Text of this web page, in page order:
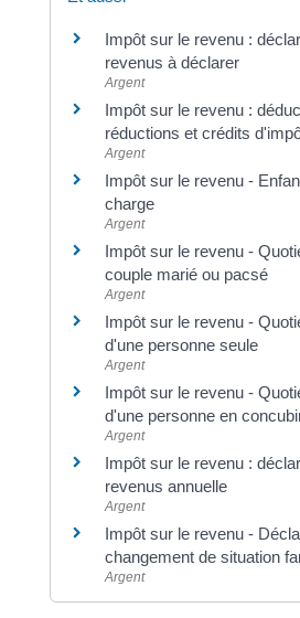
Impôt sur le revenu :
revenus à déclarer
Argent
Impôt sur le revenu :
réductions et crédits
Argent
Impôt sur le revenu -
charge
Argent
Impôt sur le revenu -
couple marié ou pacsé
Argent
Impôt sur le revenu -
d'une personne seule
Argent
Impôt sur le revenu -
d'une personne en
Argent
Impôt sur le revenu :
revenus annuelle
Argent
Impôt sur le revenu -
changement de situation
Argent